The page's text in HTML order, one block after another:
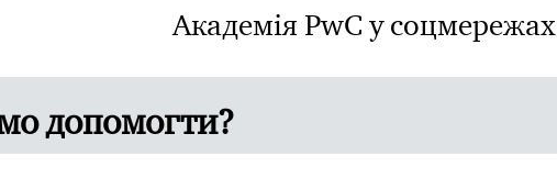
Академія PwC у соцмережах
допомогти?